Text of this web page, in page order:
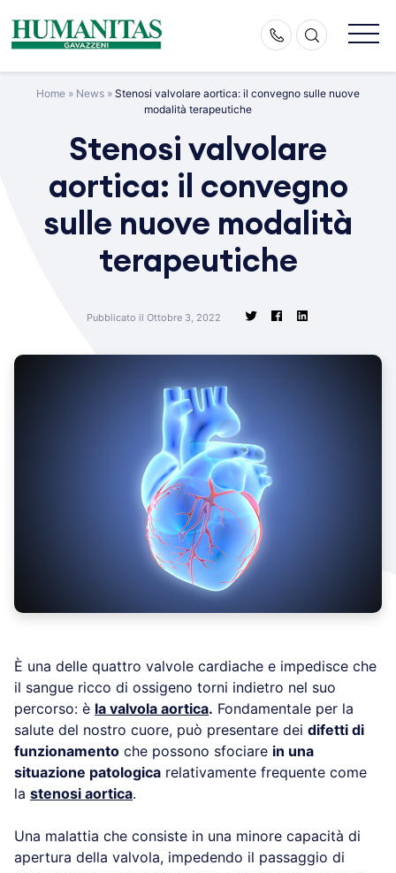
content
Home » News » Stenosi valvolare aortica: il convegno sulle nuove
modalità terapeutiche
Stenosi valvolare
aortica: il convegno
sulle nuove modalità
terapeutiche
Pubblicato il Ottobre 3, 2022
È una delle quattro valvole cardiache e impedisce che
il sangue ricco di ossigeno torni indietro nel suo
percorso: è la valvola aortica. Fondamentale per la
salute del nostro cuore, può presentare dei difetti di
funzionamento che possono sfociare in una
situazione patologica relativamente frequente come
la stenosi aortica.
Una malattia che consiste in una minore capacità di
apertura della valvola, impedendo il passaggio di